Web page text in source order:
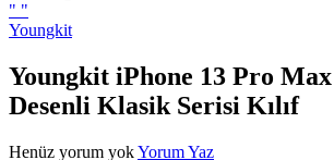
" "
Youngkit
Youngkit iPhone 13 Pro Max
Desenli Klasik Serisi Kılıf
Henüz yorum yokYorum Yaz